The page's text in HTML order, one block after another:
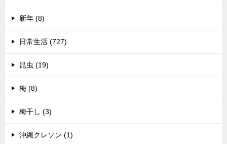
新年 (8)
日常生活 (727)
昆虫 (19)
梅 (8)
梅干し (3)
沖縄クレソン (1)